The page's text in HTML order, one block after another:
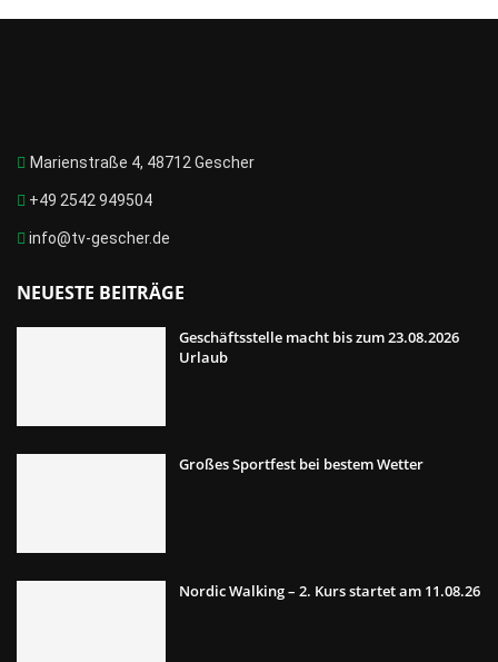
Marienstraße 4, 48712 Gescher
+49 2542 949504
info@tv-gescher.de
NEUESTE BEITRÄGE
Geschäftsstelle macht bis zum 23.08.2026
Urlaub
Großes Sportfest bei bestem Wetter
Nordic Walking – 2. Kurs startet am 11.08.26